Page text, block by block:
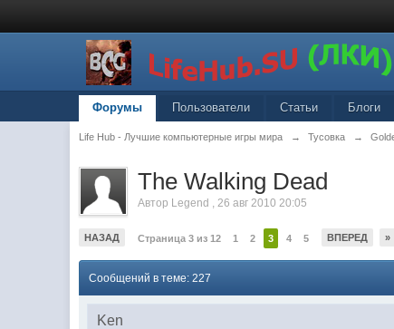
Форумы Пользователи Статьи Блоги
Life Hub - Лучшие компьютерные игры мира → Тусовка →
The Walking Dead
Автор Legend ,26 авг 2010 20:05
НАЗАД Страница 3 из 12 1 2 3 4 5 ВПЕРЕД »
Сообщений в теме: 227
Ken